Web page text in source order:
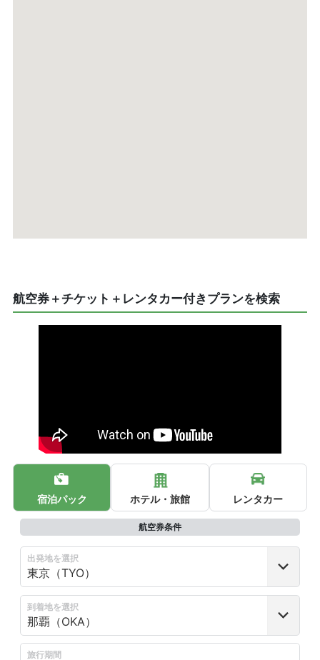
航空券＋チケット＋レンタカー付きプランを検索
宿泊パック ホテル・旅館 レンタカー
航空券条件
出発地を選択
到着地を選択
旅行期間